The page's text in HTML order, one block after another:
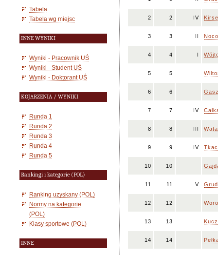
Tabela
Tabela wg miejsc
INNE WYNIKI
Wyniki - Pracownik UŚ
Wyniki - Student UŚ
Wyniki - Doktorant UŚ
KOJARZENIA / WYNIKI
Runda 1
Runda 2
Runda 3
Runda 4
Runda 5
Rankingi i kategorie (POL)
Ranking uzyskany (POL)
Normy na kategorie
(POL)
Klasy sportowe (POL)
INNE
2 2 IV
3 3 II
4 4 I
5 5
6 6
7 7 IV
8 8 III
9 9 IV
10 10
11 11 V
12 12
13 13
14 14